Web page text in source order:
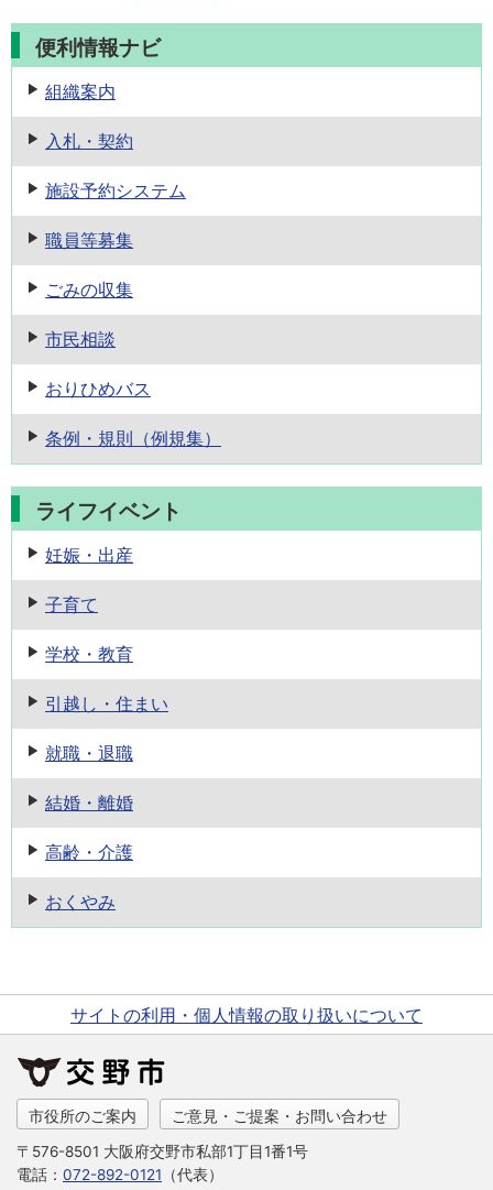
便利情報ナビ
組織案内
入札・契約
施設予約システム
職員等募集
ごみの収集
市民相談
おりひめバス
条例・規則 （例規集）
ライフイベント
妊娠・出産
子育て
学校・教育
引越し・住まい
就職・退職
結婚・離婚
高齢・介護
おくやみ
サイトの利用・個人情報の取り扱いについて
市役所のご案内 ご意見・ご提案・お問い合わせ
〒576-8501 大阪府交野市私部1丁目1番1号
電話： 072-892-0121 （代表）